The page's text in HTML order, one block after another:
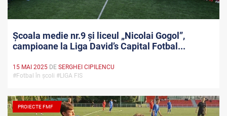
Școala medie nr.9 și liceul „Nicolai Gogol”,
campioane la Liga David’s Capital Fotbal...
15 MAI 2025 DE SERGHEI CIPILENCU
#Fotbal în școli #LIGA FIS
PROIECTE FMF